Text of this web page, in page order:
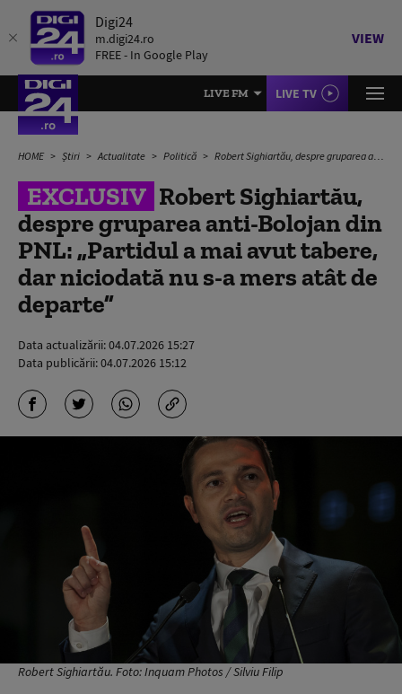
Digi24
m.digi24.ro
FREE - In Google Play
VIEW
LIVE FM LIVE TV
HOME Știri Actualitate Politică Robert Sighiartău, despre gruparea anti-Bolojan din PNL: „Partidul a mai avut tabere, dar niciodată nu s-a mers atât de departe”
EXCLUSIV Robert Sighiartău,
despre gruparea anti-Bolojan din
PNL: „Partidul a mai avut tabere,
dar niciodată nu s-a mers atât de
departe”
Data actualizării:04.07.2026 15:27
Data publicării:04.07.2026 15:12
Robert Sighiartău. Foto: Inquam Photos / Silviu Filip